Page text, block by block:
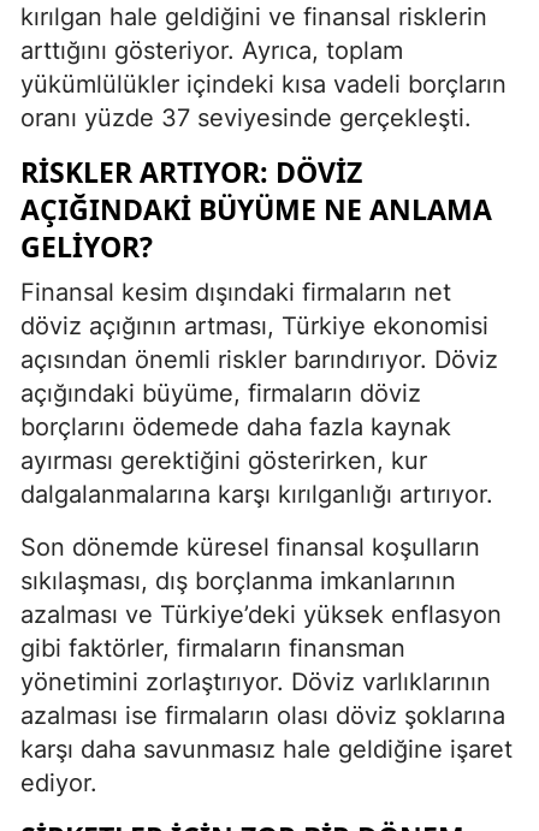
kırılgan hale geldiğini ve finansal risklerin
arttığını gösteriyor. Ayrıca, toplam
yükümlülükler içindeki kısa vadeli borçların
oranı yüzde 37 seviyesinde gerçekleşti.
RISKLER ARTIYOR: DÖVIZ
AÇIĞINDAKI BÜYÜME NE ANLAMA
GELIYOR?
Finansal kesim dışındaki firmaların net
döviz açığının artması, Türkiye ekonomisi
açısından önemli riskler barındırıyor. Döviz
açığındaki büyüme, firmaların döviz
borçlarını ödemede daha fazla kaynak
ayırması gerektiğini gösterirken, kur
dalgalanmalarına karşı kırılganlığı artırıyor.
Son dönemde küresel finansal koşulların
sıkılaşması, dış borçlanma imkanlarının
azalması ve Türkiye’deki yüksek enflasyon
gibi faktörler, firmaların finansman
yönetimini zorlaştırıyor. Döviz varlıklarının
azalması ise firmaların olası döviz şoklarına
karşı daha savunmasız hale geldiğine işaret
ediyor.